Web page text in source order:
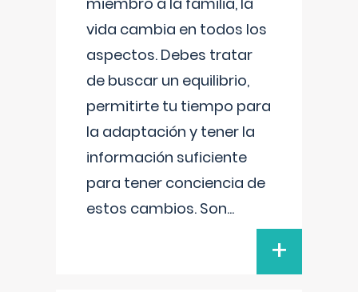
vida cambia en todos los
aspectos. Debes tratar
de buscar un equilibrio,
permitirte tu tiempo para
la adaptación y tener la
información suficiente
para tener conciencia de
estos cambios. Son...
+